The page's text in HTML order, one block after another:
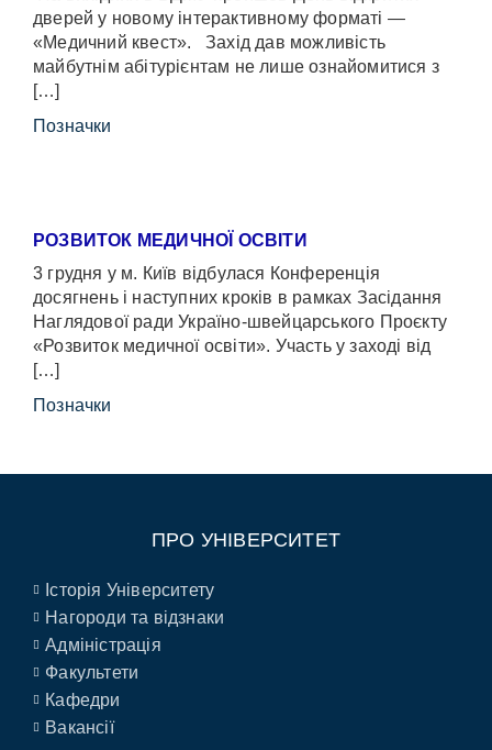
дверей у новому інтерактивному форматі —
«Медичний квест». Захід дав можливість
майбутнім абітурієнтам не лише ознайомитися з
[…]
Позначки
РОЗВИТОК МЕДИЧНОЇ ОСВІТИ
3 грудня у м. Київ відбулася Конференція
досягнень і наступних кроків в рамках Засідання
Наглядової ради Україно-швейцарського Проєкту
«Розвиток медичної освіти». Участь у заході від
[…]
Позначки
ПРО УНІВЕРСИТЕТ
Історія Університету
Нагороди та відзнаки
Адміністрація
Факультети
Кафедри
Вакансії